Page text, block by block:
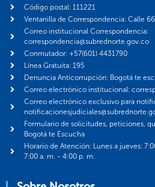
Código postal: 111221
Ventanilla de Correspondencia: Calle
Correo institucional Correspondencia:
correspondencia@subrednorte.gov.co
Conmutador: +57(601) 4431790
Línea Gratuita: 195
Denuncia Anticorrupción: Bogotá te
Correo electrónico institucional:
Correo electrónico exclusivo para
Formulario de solicitudes, peticiones,
Bogotá te Escucha
Horario de Atención: Lunes a jueves:
7:00 a. m. - 4:00 p. m.